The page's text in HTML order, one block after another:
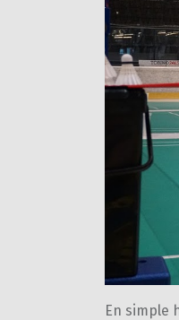
En simple